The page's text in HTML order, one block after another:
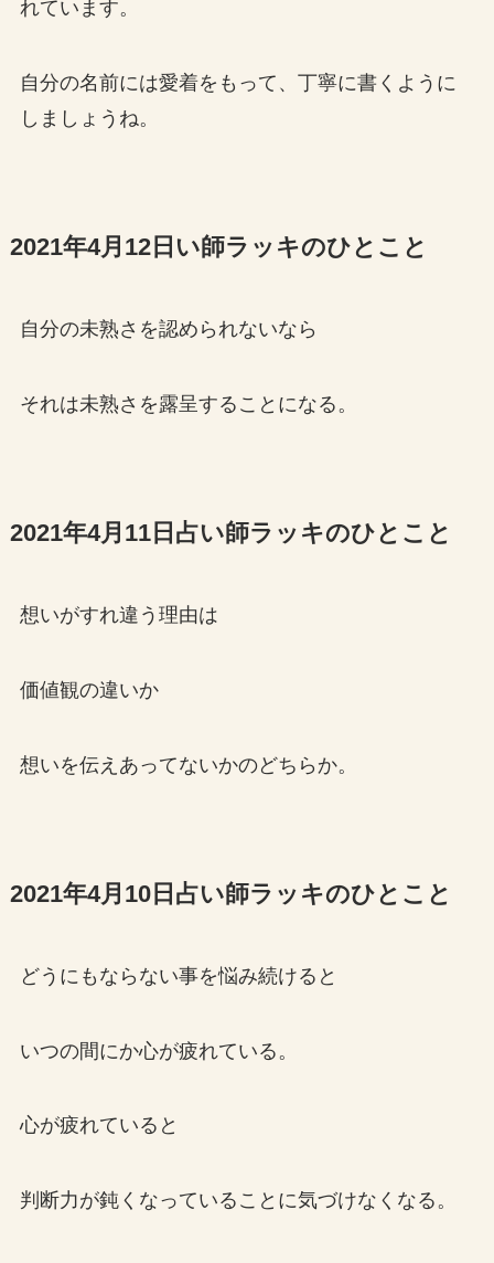
れています。
自分の名前には愛着をもって、丁寧に書くように
しましょうね。
2021年4月12日い師ラッキのひとこと
自分の未熟さを認められないなら
それは未熟さを露呈することになる。
2021年4月11日占い師ラッキのひとこと
想いがすれ違う理由は
価値観の違いか
想いを伝えあってないかのどちらか。
2021年4月10日占い師ラッキのひとこと
どうにもならない事を悩み続けると
いつの間にか心が疲れている。
心が疲れていると
判断力が鈍くなっていることに気づけなくなる。